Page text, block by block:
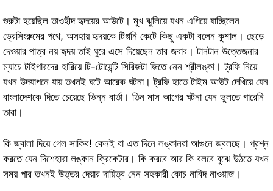
শুরুটা হয়েছিল তাওহীদ হৃদয়ের আউটে। মুখ ঝুলিয়ে যখন এগিয়ে যাচ্ছিলেন
ড্রেসিংরুমের পথে, অসহায় হৃদয়কে টিপ্পনি কেটে কিছু একটা বলেন কুশাল। ছেড়ে
দেওয়ার পাত্র নয় হৃদয় তাই ঘুরে এসে দিয়েছেন তার জবাব। টানটান উত্তেজনার
ম্যাচে টাইগারদের হারিয়ে টি-টোয়েন্টি সিরিজটা জিতে নেন শ্রীলঙ্কা। ট্রফি নিয়ে
যখন উদযাপনে যায় তখনই ঘটে আরেক ঘটনা। ট্রফি হাতে টাইম আউট দেখিয়ে যেন
বাংলাদেশকে দিতে চেয়েছে ভিন্ন বার্তা। তিন মাস আগের ঘটনা যেন ভুলতে পারেনি
তারা।
কি জ্বালা দিয়ে গেল সাকিব! কেনই বা এত দিনে লঙ্কানরা আগুনে জ্বলছে। প্রশ্ন
করতে যেন দিশেহারা লঙ্কান ক্রিকেটার। কি করবে আর কি বলবে বুঝে উঠতে যখন
সময় পার তখনই উত্তর দেয়ার দায়িত্ব নেন সহকারী কোচ নাবিদ নাওয়াজ।